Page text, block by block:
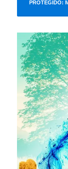
PROTEGIDO: